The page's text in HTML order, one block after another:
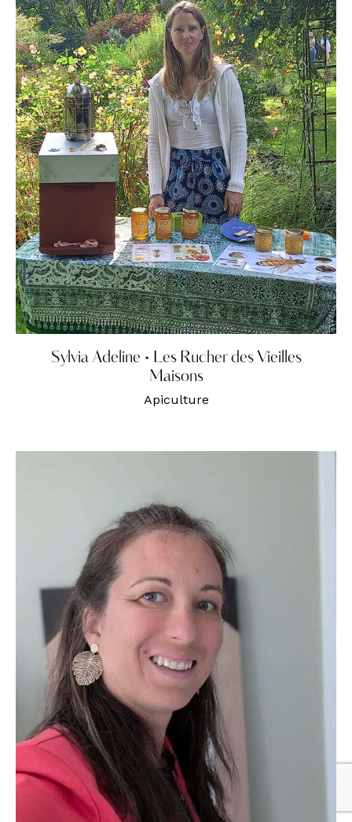
Sylvia Adeline • Les Rucher des Vieilles
Maisons
Apiculture